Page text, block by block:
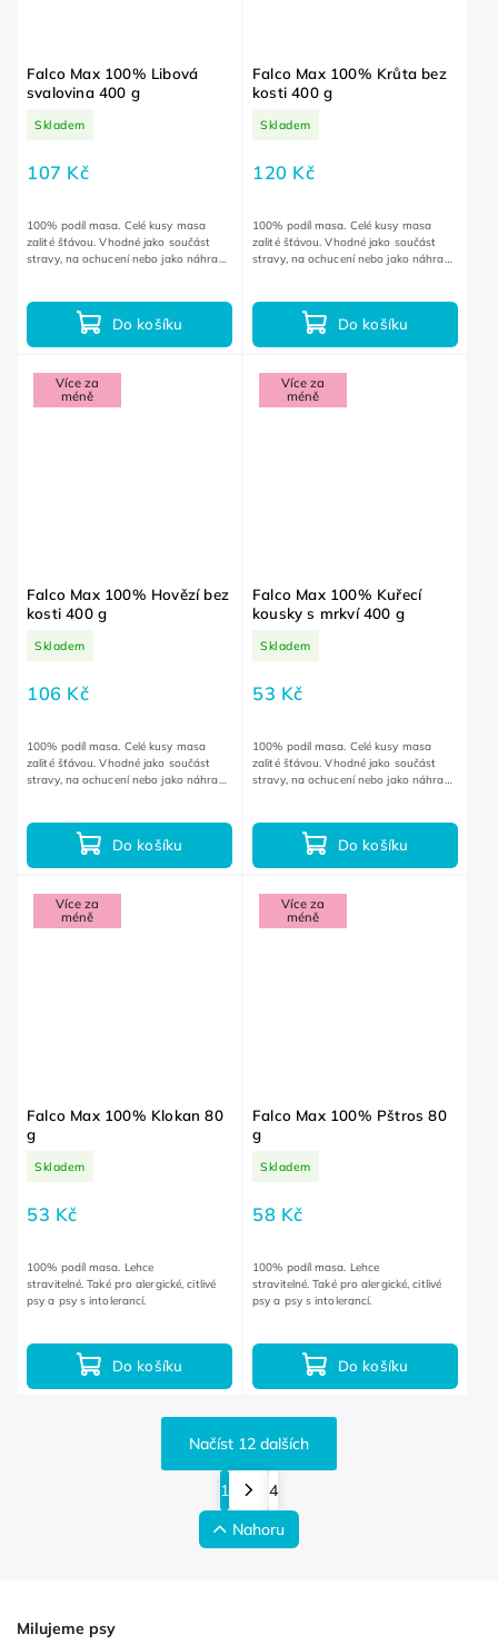
Falco Max 100% Libová
svalovina 400 g
Skladem
107 Kč
Do košíku
100% podíl masa. Celé kusy masa
zalité šťávou. Vhodné jako součást
stravy, na ochucení nebo jako náhrada
Falco Max 100% Krůta bez
kosti 400 g
Skladem
120 Kč
Do košíku
100% podíl masa. Celé kusy masa
zalité šťávou. Vhodné jako součást
stravy, na ochucení nebo jako náhrada
Více za
méně
Falco Max 100% Hovězí bez
kosti 400 g
Skladem
106 Kč
Do košíku
100% podíl masa. Celé kusy masa
zalité šťávou. Vhodné jako součást
stravy, na ochucení nebo jako náhrada
Více za
méně
Falco Max 100% Kuřecí
kousky s mrkví 400 g
Skladem
53 Kč
Do košíku
100% podíl masa. Celé kusy masa
zalité šťávou. Vhodné jako součást
stravy, na ochucení nebo jako náhrada
Více za
méně
Falco Max 100% Klokan 80
g
Skladem
53 Kč
Do košíku
100% podíl masa. Lehce
stravitelné. Také pro alergické, citlivé
psy a psy s intolerancí.
Více za
méně
Falco Max 100% Pštros 80
g
Skladem
58 Kč
Do košíku
100% podíl masa. Lehce
stravitelné. Také pro alergické, citlivé
psy a psy s intolerancí.
Načíst 12 dalších
1
4
Nahoru
Milujeme psy